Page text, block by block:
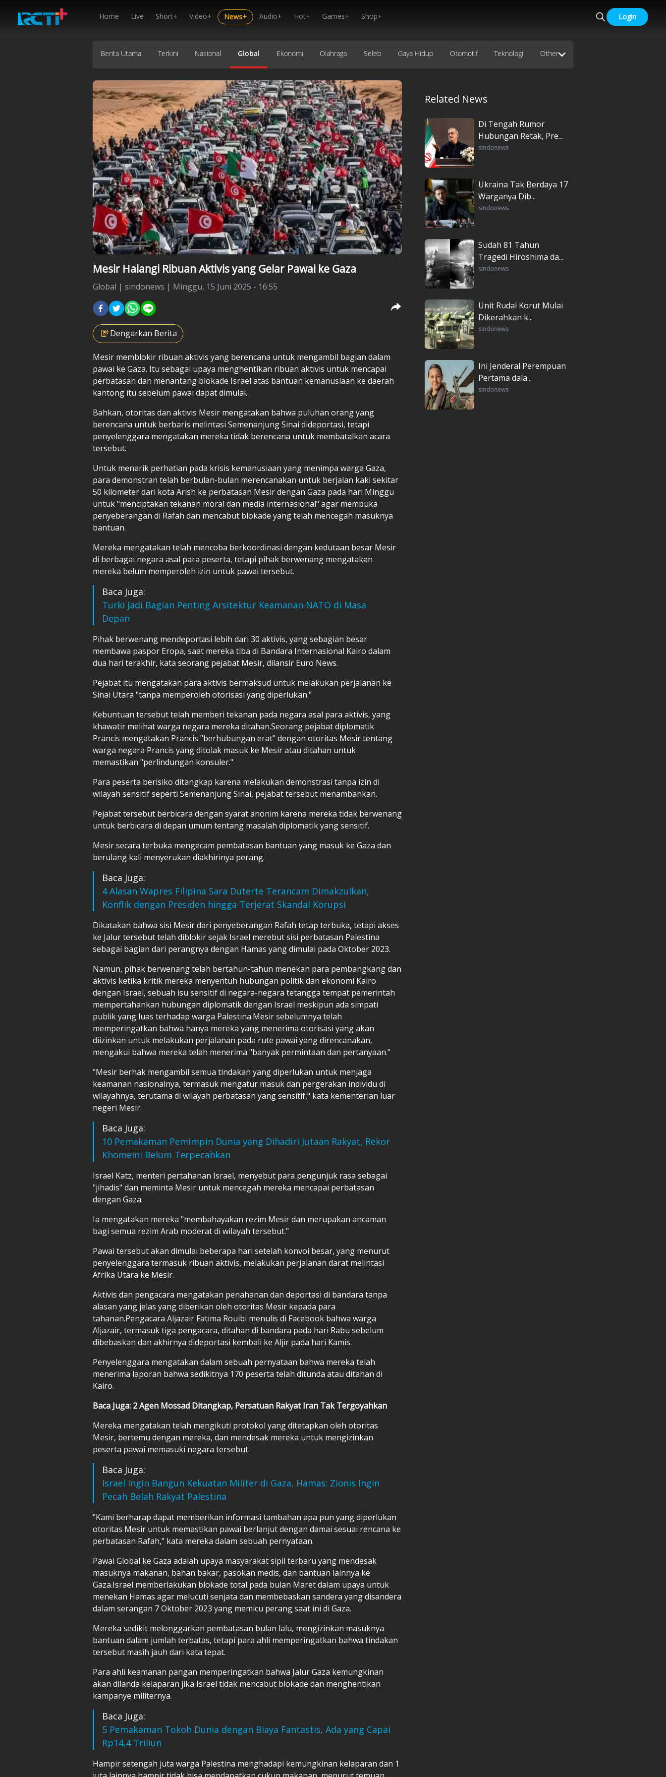
Home Live Short+ Video+ News+ Audio+ Hot+ Games+ Shop+ Login
Berita Utama Terkini Nasional Global Ekonomi Olahraga Seleb Gaya Hidup Otomotif Teknologi Other
Mesir Halangi Ribuan Aktivis yang Gelar Pawai ke Gaza
Global | sindonews | Minggu, 15 Juni 2025 - 16:55
Dengarkan Berita
Mesir memblokir ribuan aktivis yang berencana untuk mengambil bagian dalam
pawai ke Gaza. Itu sebagai upaya menghentikan ribuan aktivis untuk mencapai
perbatasan dan menantang blokade Israel atas bantuan kemanusiaan ke daerah
kantong itu sebelum pawai dapat dimulai.
Bahkan, otoritas dan aktivis Mesir mengatakan bahwa puluhan orang yang
berencana untuk berbaris melintasi Semenanjung Sinai dideportasi, tetapi
penyelenggara mengatakan mereka tidak berencana untuk membatalkan acara
tersebut.
Untuk menarik perhatian pada krisis kemanusiaan yang menimpa warga Gaza,
para demonstran telah berbulan-bulan merencanakan untuk berjalan kaki sekitar
50 kilometer dari kota Arish ke perbatasan Mesir dengan Gaza pada hari Minggu
untuk "menciptakan tekanan moral dan media internasional" agar membuka
penyeberangan di Rafah dan mencabut blokade yang telah mencegah masuknya
bantuan.
Mereka mengatakan telah mencoba berkoordinasi dengan kedutaan besar Mesir
di berbagai negara asal para peserta, tetapi pihak berwenang mengatakan
mereka belum memperoleh izin untuk pawai tersebut.
Baca Juga:
Turki Jadi Bagian Penting Arsitektur Keamanan NATO di Masa
Depan
Pihak berwenang mendeportasi lebih dari 30 aktivis, yang sebagian besar
membawa paspor Eropa, saat mereka tiba di Bandara Internasional Kairo dalam
dua hari terakhir, kata seorang pejabat Mesir, dilansir Euro News.
Pejabat itu mengatakan para aktivis bermaksud untuk melakukan perjalanan ke
Sinai Utara "tanpa memperoleh otorisasi yang diperlukan."
Kebuntuan tersebut telah memberi tekanan pada negara asal para aktivis, yang
khawatir melihat warga negara mereka ditahan.Seorang pejabat diplomatik
Prancis mengatakan Prancis "berhubungan erat" dengan otoritas Mesir tentang
warga negara Prancis yang ditolak masuk ke Mesir atau ditahan untuk
memastikan "perlindungan konsuler."
Para peserta berisiko ditangkap karena melakukan demonstrasi tanpa izin di
wilayah sensitif seperti Semenanjung Sinai, pejabat tersebut menambahkan.
Pejabat tersebut berbicara dengan syarat anonim karena mereka tidak berwenang
untuk berbicara di depan umum tentang masalah diplomatik yang sensitif.
Mesir secara terbuka mengecam pembatasan bantuan yang masuk ke Gaza dan
berulang kali menyerukan diakhirinya perang.
Baca Juga:
4 Alasan Wapres Filipina Sara Duterte Terancam Dimakzulkan,
Konflik dengan Presiden hingga Terjerat Skandal Korupsi
Dikatakan bahwa sisi Mesir dari penyeberangan Rafah tetap terbuka, tetapi akses
ke Jalur tersebut telah diblokir sejak Israel merebut sisi perbatasan Palestina
sebagai bagian dari perangnya dengan Hamas yang dimulai pada Oktober 2023.
Namun, pihak berwenang telah bertahun-tahun menekan para pembangkang dan
aktivis ketika kritik mereka menyentuh hubungan politik dan ekonomi Kairo
dengan Israel, sebuah isu sensitif di negara-negara tetangga tempat pemerintah
mempertahankan hubungan diplomatik dengan Israel meskipun ada simpati
publik yang luas terhadap warga Palestina.Mesir sebelumnya telah
memperingatkan bahwa hanya mereka yang menerima otorisasi yang akan
diizinkan untuk melakukan perjalanan pada rute pawai yang direncanakan,
mengakui bahwa mereka telah menerima "banyak permintaan dan pertanyaan."
"Mesir berhak mengambil semua tindakan yang diperlukan untuk menjaga
keamanan nasionalnya, termasuk mengatur masuk dan pergerakan individu di
wilayahnya, terutama di wilayah perbatasan yang sensitif," kata kementerian luar
negeri Mesir.
Baca Juga:
10 Pemakaman Pemimpin Dunia yang Dihadiri Jutaan Rakyat, Rekor
Khomeini Belum Terpecahkan
Israel Katz, menteri pertahanan Israel, menyebut para pengunjuk rasa sebagai
"jihadis" dan meminta Mesir untuk mencegah mereka mencapai perbatasan
dengan Gaza.
Ia mengatakan mereka "membahayakan rezim Mesir dan merupakan ancaman
bagi semua rezim Arab moderat di wilayah tersebut."
Pawai tersebut akan dimulai beberapa hari setelah konvoi besar, yang menurut
penyelenggara termasuk ribuan aktivis, melakukan perjalanan darat melintasi
Afrika Utara ke Mesir.
Aktivis dan pengacara mengatakan penahanan dan deportasi di bandara tanpa
alasan yang jelas yang diberikan oleh otoritas Mesir kepada para
tahanan.Pengacara Aljazair Fatima Rouibi menulis di Facebook bahwa warga
Aljazair, termasuk tiga pengacara, ditahan di bandara pada hari Rabu sebelum
dibebaskan dan akhirnya dideportasi kembali ke Aljir pada hari Kamis.
Penyelenggara mengatakan dalam sebuah pernyataan bahwa mereka telah
menerima laporan bahwa sedikitnya 170 peserta telah ditunda atau ditahan di
Kairo.
Baca Juga: 2 Agen Mossad Ditangkap, Persatuan Rakyat Iran Tak Tergoyahkan
Mereka mengatakan telah mengikuti protokol yang ditetapkan oleh otoritas
Mesir, bertemu dengan mereka, dan mendesak mereka untuk mengizinkan
peserta pawai memasuki negara tersebut.
Baca Juga:
Israel Ingin Bangun Kekuatan Militer di Gaza, Hamas: Zionis Ingin
Pecah Belah Rakyat Palestina
"Kami berharap dapat memberikan informasi tambahan apa pun yang diperlukan
otoritas Mesir untuk memastikan pawai berlanjut dengan damai sesuai rencana ke
perbatasan Rafah," kata mereka dalam sebuah pernyataan.
Pawai Global ke Gaza adalah upaya masyarakat sipil terbaru yang mendesak
masuknya makanan, bahan bakar, pasokan medis, dan bantuan lainnya ke
Gaza.Israel memberlakukan blokade total pada bulan Maret dalam upaya untuk
menekan Hamas agar melucuti senjata dan membebaskan sandera yang disandera
dalam serangan 7 Oktober 2023 yang memicu perang saat ini di Gaza.
Mereka sedikit melonggarkan pembatasan bulan lalu, mengizinkan masuknya
bantuan dalam jumlah terbatas, tetapi para ahli memperingatkan bahwa tindakan
tersebut masih jauh dari kata tepat.
Para ahli keamanan pangan memperingatkan bahwa Jalur Gaza kemungkinan
akan dilanda kelaparan jika Israel tidak mencabut blokade dan menghentikan
kampanye militernya.
Baca Juga:
5 Pemakaman Tokoh Dunia dengan Biaya Fantastis, Ada yang Capai
Rp14,4 Triliun
Hampir setengah juta warga Palestina menghadapi kemungkinan kelaparan dan 1
Related News
Di Tengah Rumor
Hubungan Retak, Pre...
sindonews
Ukraina Tak Berdaya 17
Warganya Dib...
sindonews
Sudah 81 Tahun
Tragedi Hiroshima da...
sindonews
Unit Rudal Korut Mulai
Dikerahkan k...
sindonews
Ini Jenderal Perempuan
Pertama dala...
sindonews